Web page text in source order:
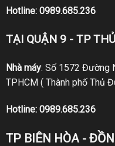
Hotline: 0989.685.236
TẠI QUẬN 9 - TP
Nhà máy: Số 1572 Đường
TPHCM ( Thành phố Thủ
Hotline: 0989.685.236
TP BIÊN HÒA -